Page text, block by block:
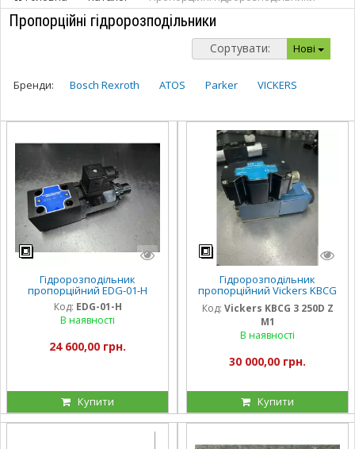
Пропорційні гідророзподільники
Сортувати: Нові
Бренди: Bosch Rexroth ATOS Parker VICKERS
Гідророзподільник
пропорційний EDG-01-H
Код: EDG-01-H
В наявності
24 600,00 грн.
Купити
Гідророзподільник
пропорційний Vickers KBCG
3 250D Z M1 proportional
Код: Vickers KBCG 3 250D Z
M1
В наявності
30 000,00 грн.
Купити